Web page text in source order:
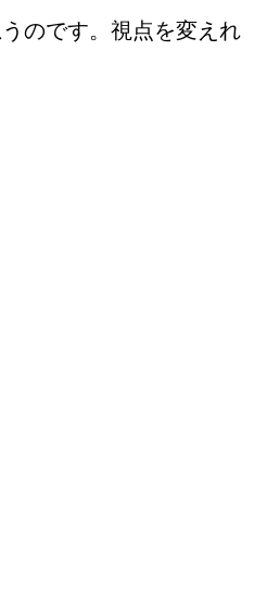
のです。視点を変えれ